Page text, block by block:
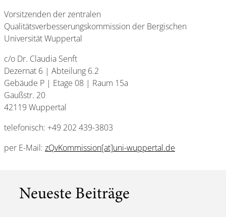
Vorsitzenden der zentralen
Qualitätsverbesserungskommission der Bergischen
Universität Wuppertal
c/o Dr. Claudia Senft
Dezernat 6 | Abteilung 6.2
Gebäude P | Etage 08 | Raum 15a
Gaußstr. 20
42119 Wuppertal
telefonisch: +49 202 439-3803
per E-Mail: zQvKommission[at]uni-wuppertal.de
Neueste Beiträge